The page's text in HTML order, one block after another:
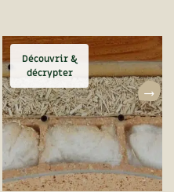
Découvrir &
décrypter